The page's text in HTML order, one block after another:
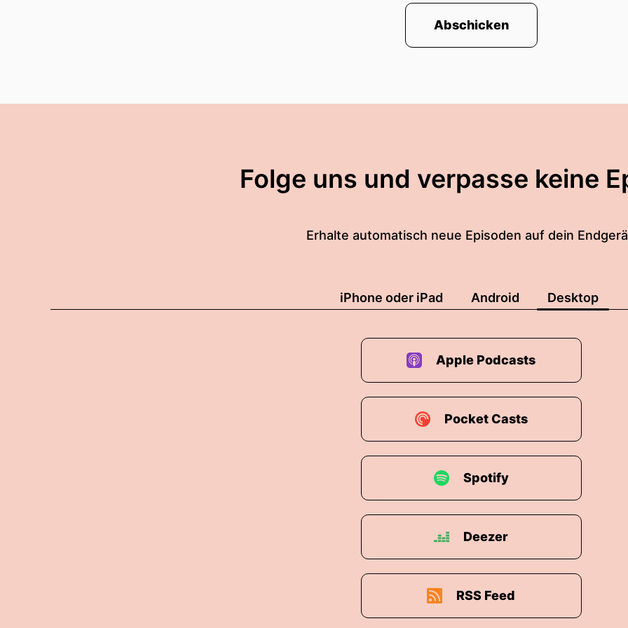
Abschicken
Folge uns und verpasse keine
Erhalte automatisch neue Episoden auf dein
iPhone oder iPad Android Desktop
Apple Podcasts
Pocket Casts
Spotify
Deezer
RSS Feed